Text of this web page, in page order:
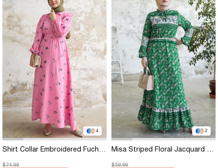
4
Shirt Collar Embroidered Fuchsia Dress
$74.99
2
Misa Striped Floral Jacquard Yoryo Green Chiffon Dress
$59.99